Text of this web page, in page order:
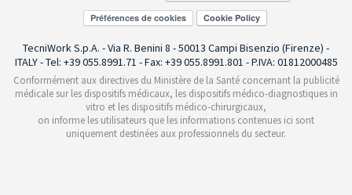
Préférences de cookies
TecniWork S.p.A. - Via R. Benini 8 - 50013 Campi Bisenzio (Firenze) -
ITALY - Tel: +39 055.8991.71 - Fax: +39 055.8991.801 - P.IVA: 01812000485
Conformément aux directives du Ministère de la Santé concernant la publicité
médicale sur les dispositifs médicaux, les dispositifs médico-diagnostiques in
vitro et les dispositifs médico-chirurgicaux,
on informe les utilisateurs que les informations contenues ici sont
uniquement destinées aux professionnels du secteur.